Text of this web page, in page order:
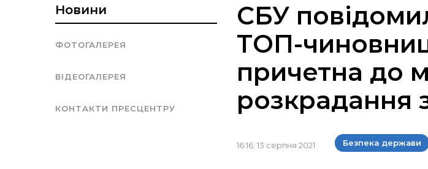
Новини
ФОТОГАЛЕРЕЯ
ВІДЕОГАЛЕРЕЯ
КОНТАКТИ ПРЕСЦЕНТРУ
СБУ
ТОП-
причетна до
розкрадання
16:16, 13 серпня 2021 Безпека держави